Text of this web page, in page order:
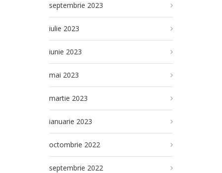
septembrie 2023
iulie 2023
iunie 2023
mai 2023
martie 2023
ianuarie 2023
octombrie 2022
septembrie 2022